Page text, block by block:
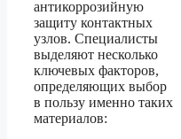
антикоррозийную
защиту контактных
узлов. Специалисты
выделяют несколько
ключевых факторов,
определяющих выбор
в пользу именно таких
материалов: